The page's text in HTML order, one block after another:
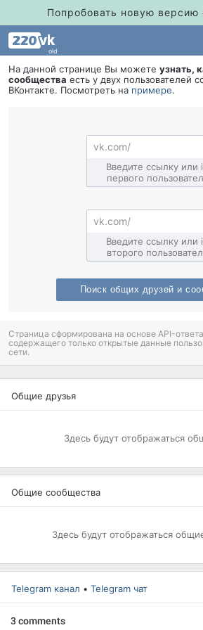
Попробовать новую версию
old
На данной странице Вы можете узнать,
сообщества есть у двух пользователей
Контакте. Посмотреть на примере.
едите ссылку или
первого
едите ссылку или
торого
Поиск общих друзей и
Страница сформирована на основе API-
содержащего только открытые данные
сети.
Общие друзья
Здесь будут отображаться
Общие сообщества
Здесь будут отображаться
Telegram канал • Telegram чат